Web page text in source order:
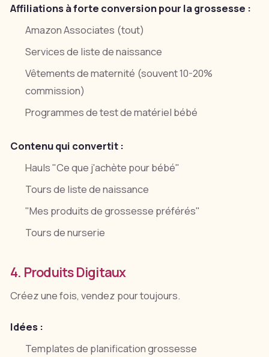
Affiliations à forte conversion pour la grossesse :
Amazon Associates (tout)
Services de liste de naissance
Vêtements de maternité (souvent 10-20%
commission)
Programmes de test de matériel bébé
Contenu qui convertit :
Hauls "Ce que j'achète pour bébé"
Tours de liste de naissance
"Mes produits de grossesse préférés"
Tours de nurserie
4. Produits Digitaux
Créez une fois, vendez pour toujours.
Idées :
Templates de planification grossesse